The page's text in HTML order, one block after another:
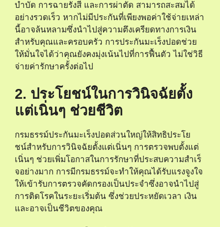
บําบัด การฉายรังสี และการผ่าตัด สามารถสะสมได้
อย่างรวดเร็ว หากไม่มีประกันที่เพียงพอค่าใช้จ่ายเหล่า
นี้อาจล้นหลามซึ่งนําไปสู่ความตึงเครียดทางการเงิน
สําหรับคุณและครอบครัว การประกันมะเร็งปอดช่วย
ให้มั่นใจได้ว่าคุณยังคงมุ่งเน้นไปที่การฟื้นตัว ไม่ใช่วิธี
จ่ายค่ารักษาครั้งต่อไป
2. ประโยชน์ในการวินิจฉัยตั้ง
แต่เนิ่นๆ ช่วยชีวิต
กรมธรรม์ประกันมะเร็งปอดส่วนใหญ่ให้สิทธิประโย
ชน์สําหรับการวินิจฉัยตั้งแต่เนิ่นๆ การตรวจพบตั้งแต่
เนิ่นๆ ช่วยเพิ่มโอกาสในการรักษาที่ประสบความสําเร็
จอย่างมาก การมีกรมธรรม์จะทําให้คุณได้รับแรงจูงใจ
ให้เข้ารับการตรวจคัดกรองเป็นประจําซึ่งอาจนําไปสู่
การติดโรคในระยะเริ่มต้น ซึ่งช่วยประหยัดเวลา เงิน
และอาจเป็นชีวิตของคุณ